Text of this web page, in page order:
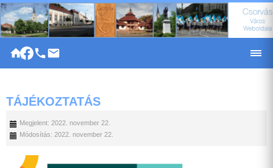
|
TÁJÉKOZTATÁS
Megjelent: 2022. november 22.
Módosítás: 2022. november 22.